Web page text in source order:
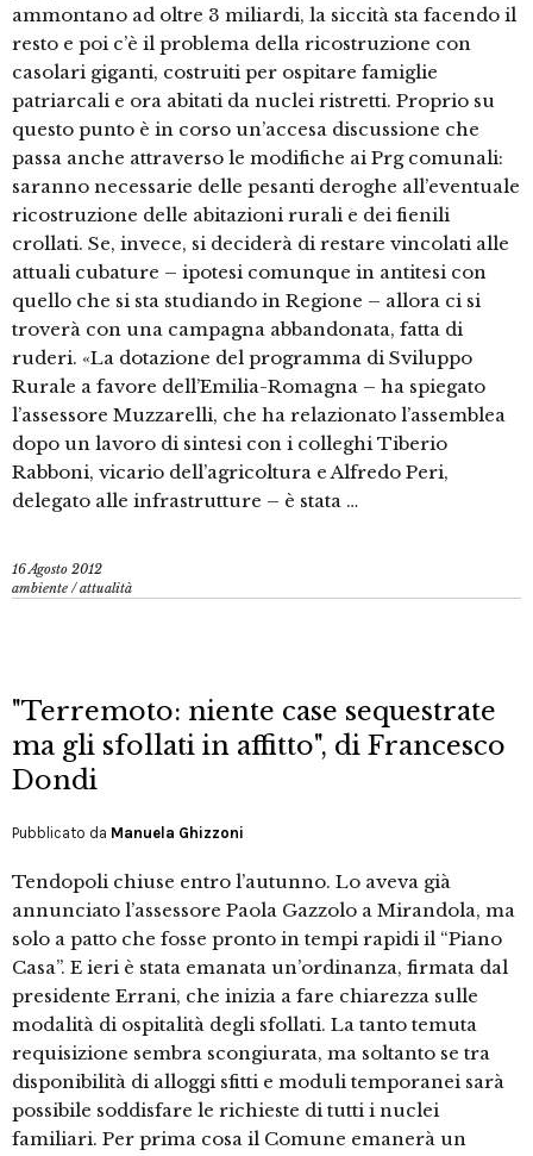
ammontano ad oltre 3 miliardi, la siccità sta facendo il
resto e poi c’è il problema della ricostruzione con
casolari giganti, costruiti per ospitare famiglie
patriarcali e ora abitati da nuclei ristretti. Proprio su
questo punto è in corso un’accesa discussione che
passa anche attraverso le modifiche ai Prg comunali:
saranno necessarie delle pesanti deroghe all’eventuale
ricostruzione delle abitazioni rurali e dei fienili
crollati. Se, invece, si deciderà di restare vincolati alle
attuali cubature – ipotesi comunque in antitesi con
quello che si sta studiando in Regione – allora ci si
troverà con una campagna abbandonata, fatta di
ruderi. «La dotazione del programma di Sviluppo
Rurale a favore dell’Emilia-Romagna – ha spiegato
l’assessore Muzzarelli, che ha relazionato l’assemblea
dopo un lavoro di sintesi con i colleghi Tiberio
Rabboni, vicario dell’agricoltura e Alfredo Peri,
delegato alle infrastrutture – è stata …
16 Agosto 2012
ambiente /attualità
"Terremoto: niente case sequestrate
ma gli sfollati in affitto", di Francesco
Dondi
Pubblicato da Manuela Ghizzoni
Tendopoli chiuse entro l’autunno. Lo aveva già
annunciato l’assessore Paola Gazzolo a Mirandola, ma
solo a patto che fosse pronto in tempi rapidi il “Piano
Casa”. E ieri è stata emanata un’ordinanza, firmata dal
presidente Errani, che inizia a fare chiarezza sulle
modalità di ospitalità degli sfollati. La tanto temuta
requisizione sembra scongiurata, ma soltanto se tra
disponibilità di alloggi sfitti e moduli temporanei sarà
possibile soddisfare le richieste di tutti i nuclei
familiari. Per prima cosa il Comune emanerà un